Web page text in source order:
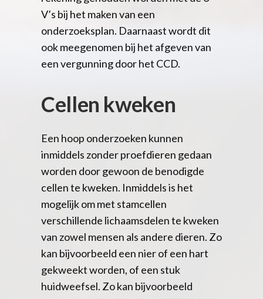
V’s bij het maken van een
onderzoeksplan. Daarnaast wordt dit
ook meegenomen bij het afgeven van
een vergunning door het CCD.
Cellen kweken
Een hoop onderzoeken kunnen
inmiddels zonder proefdieren gedaan
worden door gewoon de benodigde
cellen te kweken. Inmiddels is het
mogelijk om met stamcellen
verschillende lichaamsdelen te kweken
van zowel mensen als andere dieren. Zo
kan bijvoorbeeld een nier of een hart
gekweekt worden, of een stuk
huidweefsel. Zo kan bijvoorbeeld